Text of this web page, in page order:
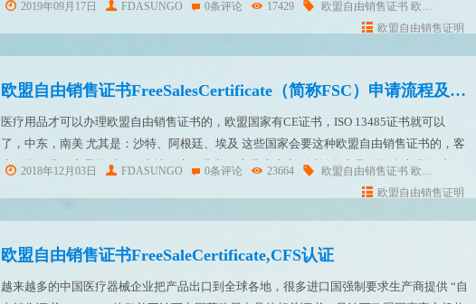
2019年09月17日 FDASUNGO 0条评论 17429 欧盟自由销售证书 欧盟自由销售证明
欧盟自由销售证明
欧盟自由销售证书FreeSalesCertificate（简称FSC）申请流程及周期
医疗用品才可以办理欧盟自由销售证书的，欧盟国家有CE证书，ISO 13485证书就可以
了，中东，南美 尤其是：沙特、阿根廷、埃及 这些国家会要这种欧盟自由销售证书的，客
户销售企业的产品的时候，当地政府要求必须注册成功才可以销售产品，那么注册的时候
是需要这些文件的，MHRA颁发的自由销售证书，能证明企业生产的产品满足欧盟...
2018年12月03日 FDASUNGO 0条评论 23664 欧盟自由销售证书 欧盟自由销售证明
欧盟自由销售证明
欧盟自由销售证书FreeSaleCertificate,CFS认证
越来越多的中国医疗器械企业把产品出口到全球各地，很多进口国强制要求生产商提供 “自